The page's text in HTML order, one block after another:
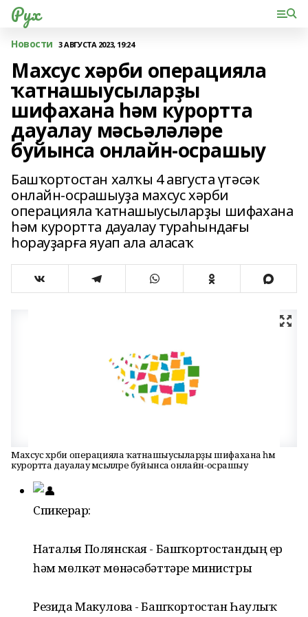
Рух
Новости 3 АВГУСТА 2023, 19:24
Махсус хәрби операцияла
ҡатнашыусыларҙы
шифахана һәм курортта
дауалау мәсьәләләре
буйынса онлайн-осрашыу
Башҡортостан халҡы 4 августа үтәсәк
онлайн-осрашыуҙа махсус хәрби
операцияла ҡатнашыусыларҙы шифахана
һәм курортта дауалау тураһындағы
һорауҙарға яуап ала аласаҡ
Махсус хәрби операцияла ҡатнашыусыларҙы шифахана һәм
курортта дауалау мәсьәләләре буйынса онлайн-осрашыу
Спикерҙар:
Наталья Полянская - Башҡортостандың ер
һәм мөлкәт мөнәсәбәттәре министры
Резида Макулова - Башҡортостан Һаулыҡ